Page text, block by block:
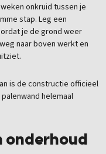
onkruid tussen je
stap. Leg een
je de grond weer
naar boven werkt en
is de constructie officieel
helemaal
onderhoud